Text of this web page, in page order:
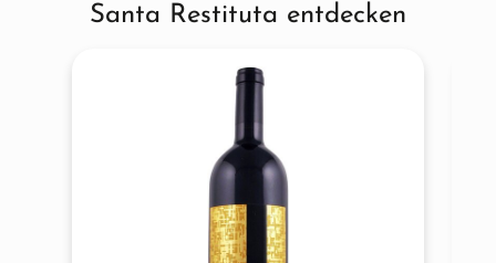
Santa Restituta entdecken